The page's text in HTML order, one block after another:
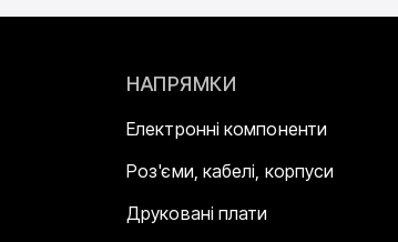
НАПРЯМКИ
Електронні компоненти
Роз'єми, кабелі, корпуси
Друковані плати